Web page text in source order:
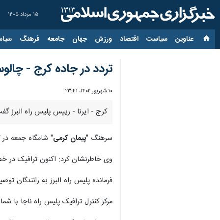
۱۵ مرداد ۱۴۰۵
عناوین‌ سیاست اقتصاد ورزش جهان جامعه فرهنگ
تردد در جاده کرج -
۱۰ شهریور ۱۴۰۲، ۲۳:۴۱